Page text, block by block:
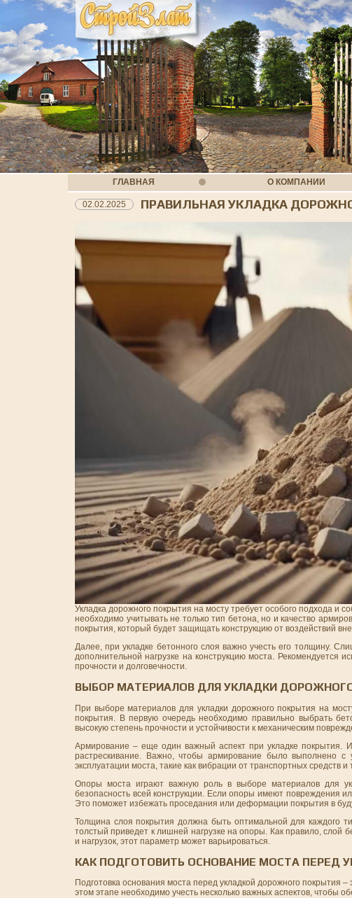
ГЛАВНАЯ О КОМПАНИИ
02.02.2025 ПРАВИЛЬНАЯ УКЛАДКА
Укладка дорожного покрытия на мосту требует особого подхода и
необходимо учитывать не только тип бетона, но и качество
покрытия, который будет защищать конструкцию от воздействий
Далее, при укладке бетонного слоя важно учесть его толщину.
дополнительной нагрузке на конструкцию моста. Рекомендуется
прочности и долговечности.
ВЫБОР МАТЕРИАЛОВ ДЛЯ УКЛАДКИ
При выборе материалов для укладки дорожного покрытия на
покрытия. В первую очередь необходимо правильно выбрать
высокую степень прочности и устойчивости к механическим
Армирование – еще один важный аспект при укладке покрытия.
растрескивание. Важно, чтобы армирование было выполнено с
эксплуатации моста, такие как вибрации от транспортных средств
Опоры моста играют важную роль в выборе материалов для
безопасность всей конструкции. Если опоры имеют повреждения
Это поможет избежать проседания или деформации покрытия в
Толщина слоя покрытия должна быть оптимальной для каждого
толстый приведет к лишней нагрузке на опоры. Как правило, слой
и нагрузок, этот параметр может варьироваться.
КАК ПОДГОТОВИТЬ ОСНОВАНИЕ МОСТА ПЕРЕД
Подготовка основания моста перед укладкой дорожного покрытия
этом этапе необходимо учесть несколько важных аспектов, чтобы